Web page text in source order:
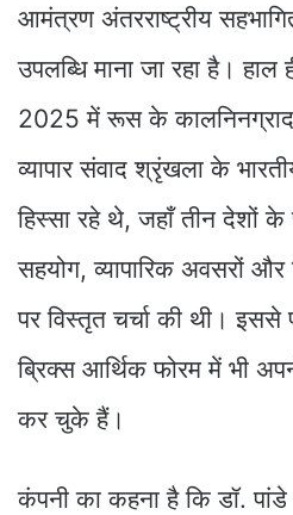
आमंत्रण अंतरराष्ट्रीय
उपलब्धि माना जा रहा है।
2025 में रूस के कालनिनग्राद
व्यापार संवाद श्रृंखला के
हिस्सा रहे थे, जहाँ तीन देशों के
सहयोग, व्यापारिक अवसरों
पर विस्तृत चर्चा की थी। इससे
ब्रिक्स आर्थिक फोरम में भी
कर चुके हैं।
कंपनी का कहना है कि डॉ.